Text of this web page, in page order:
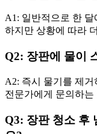
A1: 일반적으로 한
하지만 상황에 따라
Q2: 장판에 물이
A2: 즉시 물기를 제거
전문가에게 문의하는
Q3: 장판 청소 후